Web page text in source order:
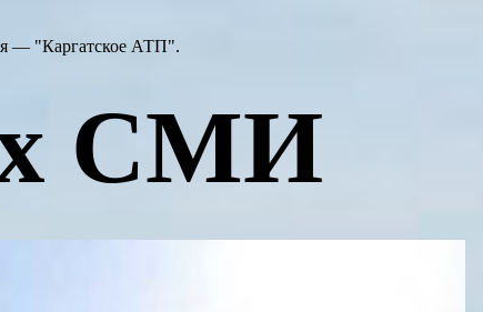
— "Каргатское АТП".